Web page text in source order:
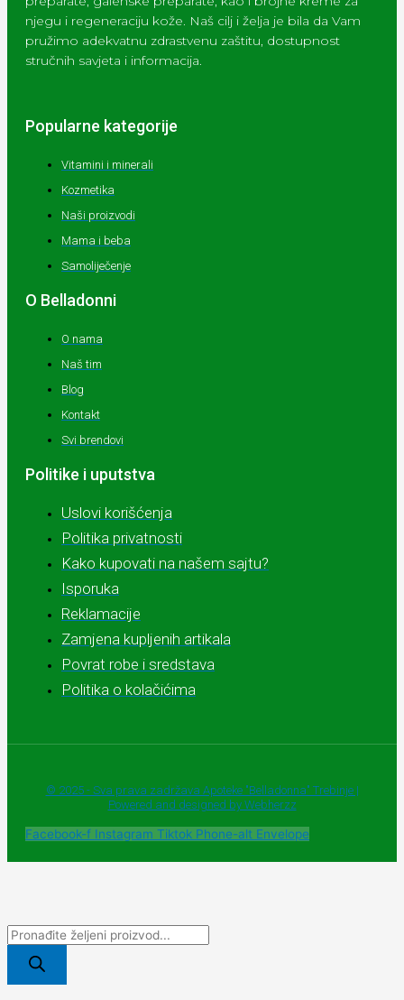
njegu i regeneraciju kože. Naš cilj i želja je bila da Vam
pružimo adekvatnu zdrastvenu zaštitu, dostupnost
stručnih savjeta i informacija.
Popularne kategorije
Vitamini i minerali
Kozmetika
Naši proizvodi
Mama i beba
Samoliječenje
O Belladonni
O nama
Naš tim
Blog
Kontakt
Svi brendovi
Politike i uputstva
Uslovi korišćenja
Politika privatnosti
Kako kupovati na našem sajtu?
Isporuka
Reklamacije
Zamjena kupljenih artikala
Povrat robe i sredstava
Politika o kolačićima
© 2025 - Sva prava zadržava Apoteke "Belladonna" Trebinje |
Powered and designed by Webherzz
Facebook-f Instagram Tiktok Phone-alt Envelope